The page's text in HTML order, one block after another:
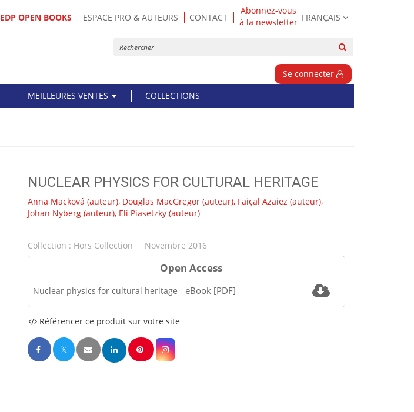
EDP OPEN BOOKS ESPACE PRO & AUTEURS CONTACT
Abonnez-vous
à la newsletter FRANÇAIS
Se connecter
MEILLEURES VENTES COLLECTIONS
NUCLEAR PHYSICS FOR CULTURAL HERITAGE
Anna Macková (auteur), Douglas MacGregor (auteur), Faiçal Azaiez (auteur),
Johan Nyberg (auteur), Eli Piasetzky (auteur)
Collection : Hors Collection Novembre 2016
Open Access
Nuclear physics for cultural heritage - eBook [PDF]
Référencer ce produit sur votre site